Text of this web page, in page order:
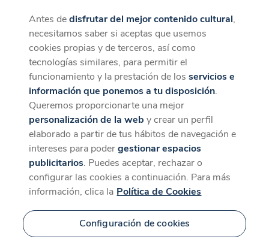
CaixaForum+
La mejor experiencia desde la App
Descargar
Antes dedisfrutar del mejor contenido cultural,
necesitamos saber si aceptas que usemos
cookies propias y de terceros, así como
tecnologías similares, para permitir el
funcionamiento y la prestación de losservicios e
información que ponemos a tu disposición.
Queremos proporcionarte una mejor
personalización de la web y crear un perfil
elaborado a partir de tus hábitos de navegación e
intereses para podergestionar espacios
publicitarios. Puedes aceptar, rechazar o
configurar las cookies a continuación. Para más
información, clica la Política de Cookies
Configuración de cookies